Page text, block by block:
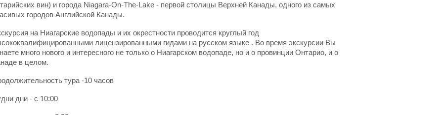
вин) и города Niagara-On-The-Lake - первой столицы Верхней Канады, одного из самых
городов Английской Канады.
на Ниагарские водопады и их окрестности проводится круглый год
лицензированными гидами на русском языке . Во время экскурсии Вы
много нового и интересного не только о Ниагарском водопаде, но и о провинции Онтарио, и о
в целом.
тура -10 часов
дни - с 10:00